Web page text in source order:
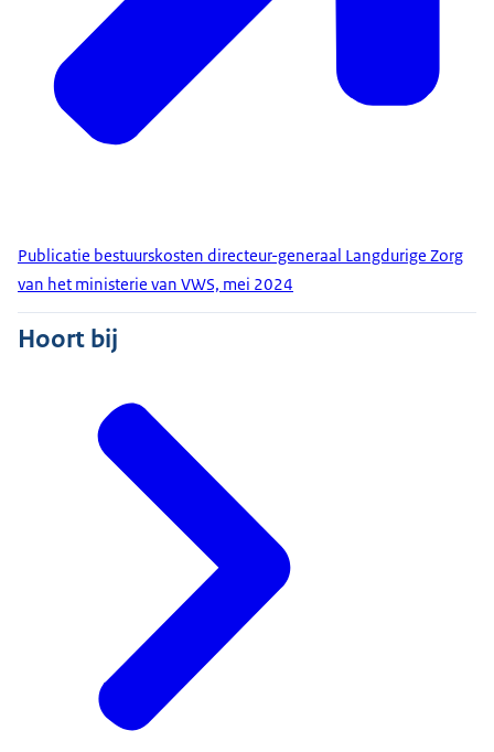
Publicatie bestuurskosten directeur-generaal Langdurige Zorg
van het ministerie van VWS, mei 2024
Hoort bij